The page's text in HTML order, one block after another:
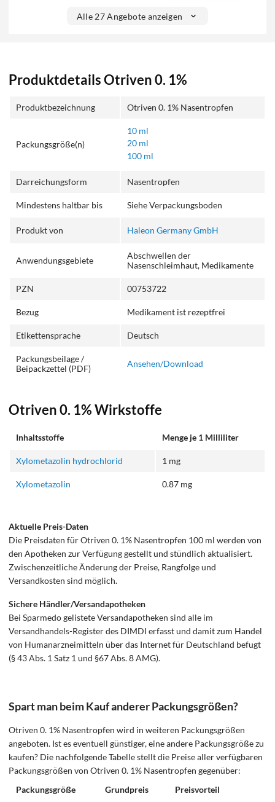
Alle 27 Angebote anzeigen
Produktdetails Otriven 0. 1%
Produktbezeichnung Otriven 0. 1% Nasentropfen
Packungsgröße(n)
10 ml
20 ml
100 ml
Darreichungsform Nasentropfen
Mindestens haltbar bis Siehe Verpackungsboden
Produkt von Haleon Germany GmbH
Anwendungsgebiete
Abschwellen der
Nasenschleimhaut, Medikamente
PZN 00753722
Bezug Medikament ist rezeptfrei
Etikettensprache Deutsch
Packungsbeilage /
Beipackzettel (PDF)
Ansehen/Download
Otriven 0. 1% Wirkstoffe
Inhaltsstoffe Menge je 1 Milliliter
Xylometazolin hydrochlorid 1 mg
Xylometazolin 0.87 mg
Aktuelle Preis-Daten
Die Preisdaten für Otriven 0. 1% Nasentropfen 100 ml werden von
den Apotheken zur Verfügung gestellt und stündlich aktualisiert.
Zwischenzeitliche Änderung der Preise, Rangfolge und
Versandkosten sind möglich.
Sichere Händler/Versandapotheken
Bei Sparmedo gelistete Versandapotheken sind alle im
Versandhandels-Register des DIMDI erfasst und damit zum Handel
von Humanarzneimitteln über das Internet für Deutschland befugt
(§ 43 Abs. 1 Satz 1 und §67 Abs. 8 AMG).
Spart man beim Kauf anderer Packungsgrößen?
Otriven 0. 1% Nasentropfen wird in weiteren Packungsgrößen
angeboten. Ist es eventuell günstiger, eine andere Packungsgröße zu
kaufen? Die nachfolgende Tabelle stellt die Preise aller verfügbaren
Packungsgrößen von Otriven 0. 1% Nasentropfen gegenüber:
Packungsgröße
Grundpreis Preisvorteil